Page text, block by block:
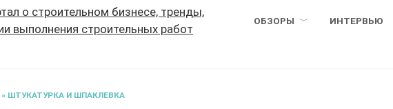
ОБЗОРЫ ИНТЕРВЬЮ
» ШТУКАТУРКА И ШПАКЛЕВКА